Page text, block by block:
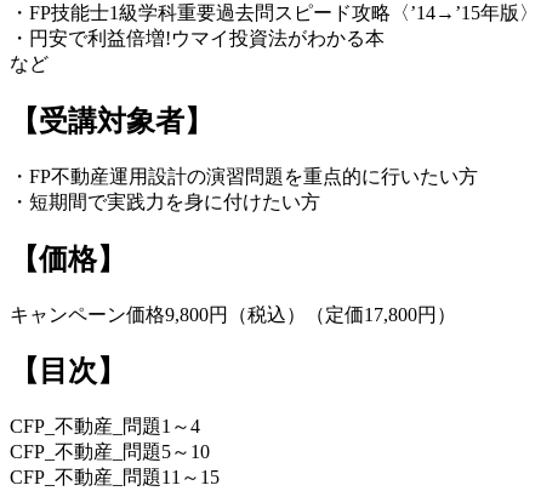
・FP技能士1級学科重要過去問スピード攻略〈’14→’15年版〉
・円安で利益倍増!ウマイ投資法がわかる本
など
【受講対象者】
・FP不動産運用設計の演習問題を重点的に行いたい方
・短期間で実践力を身に付けたい方
【価格】
キャンペーン価格9,800円（税込）（定価17,800円）
【目次】
CFP_不動産_問題1～4
CFP_不動産_問題5～10
CFP_不動産_問題11～15